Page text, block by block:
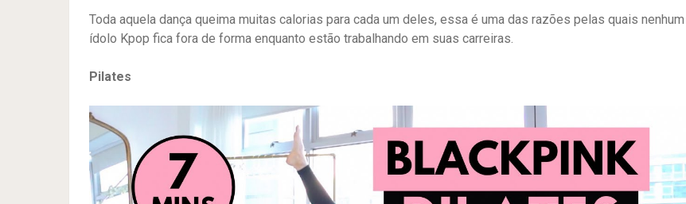
Toda aquela dança queima muitas calorias para cada um deles, essa é uma das razões pelas quais nenhum
ídolo Kpop fica fora de forma enquanto estão trabalhando em suas carreiras.
Pilates